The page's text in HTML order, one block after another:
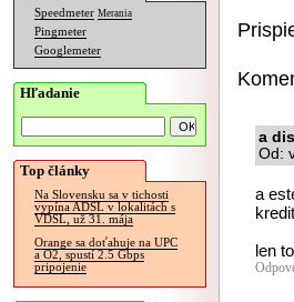
Speedmeter Merania
Pingmeter
Googlemeter
Hľadanie
Top články
Na Slovensku sa v tichosti
vypína ADSL v lokalitách s
VDSL, už 31. mája
Orange sa doťahuje na UPC
a O2, spustí 2.5 Gbps
pripojenie
a
Od:
a
len